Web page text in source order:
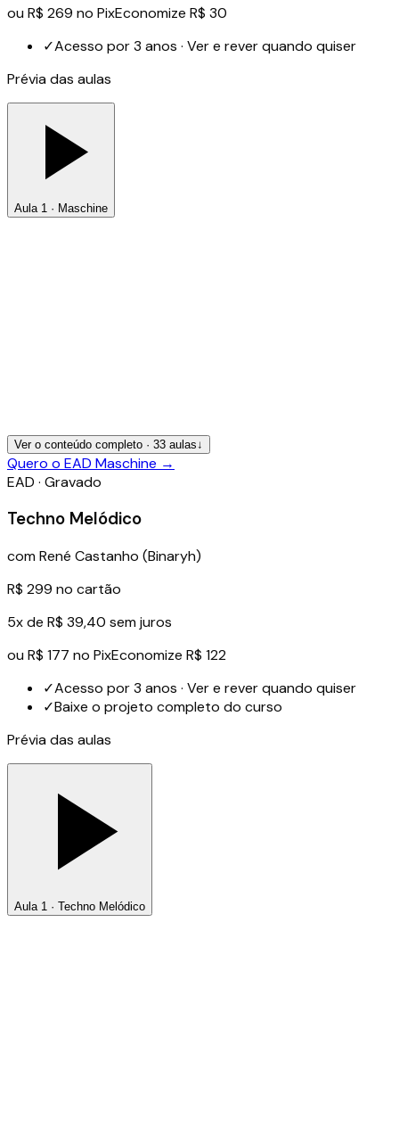
ouR$ 269 no PixEconomize R$ 30
✓Acesso por 3 anos · Ver e rever quando quiser
Prévia das aulas
Aula 1 · Maschine
Ver o conteúdo completo · 33 aulas↓
Quero o EAD Maschine →
EAD · Gravado
Techno Melódico
comRené Castanho (Binaryh)
R$ 299 no cartão
5x de R$ 39,40 sem juros
ouR$ 177 no PixEconomize R$ 122
✓Acesso por 3 anos · Ver e rever quando quiser
✓Baixe o projeto completo do curso
Prévia das aulas
Aula 1 · Techno Melódico